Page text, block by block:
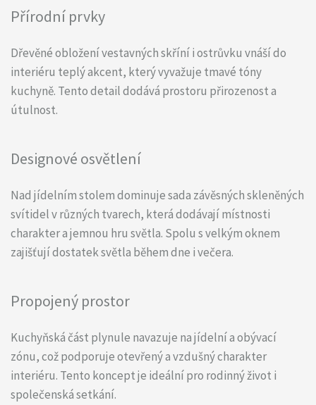
Přírodní prvky
Dřevěné obložení vestavných skříní i ostrůvku vnáší do
interiéru teplý akcent, který vyvažuje tmavé tóny
kuchyně. Tento detail dodává prostoru přirozenost a
útulnost.
Designové osvětlení
Nad jídelním stolem dominuje sada závěsných skleněných
svítidel v různých tvarech, která dodávají místnosti
charakter a jemnou hru světla. Spolu s velkým oknem
zajišťují dostatek světla během dne i večera.
Propojený prostor
Kuchyňská část plynule navazuje na jídelní a obývací
zónu, což podporuje otevřený a vzdušný charakter
interiéru. Tento koncept je ideální pro rodinný život i
společenská setkání.